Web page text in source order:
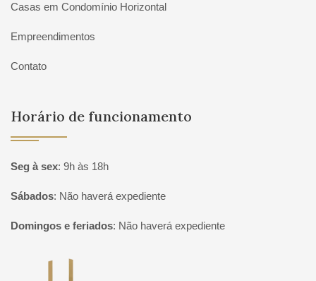
Casas em Condomínio Horizontal
Empreendimentos
Contato
Horário de funcionamento
Seg à sex: 9h às 18h
Sábados: Não haverá expediente
Domingos e feriados: Não haverá expediente